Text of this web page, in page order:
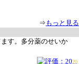
⇒ もっと見る
す。多分薬のせいか
20